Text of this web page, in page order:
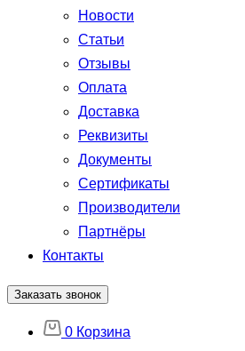
Новости
Статьи
Отзывы
Оплата
Доставка
Реквизиты
Документы
Сертификаты
Производители
Партнёры
Контакты
Заказать звонок
0 Корзина